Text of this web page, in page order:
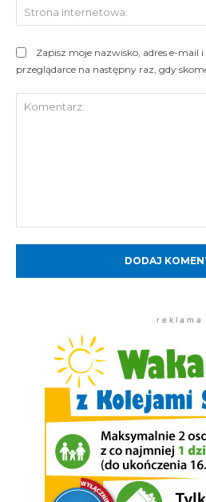
Zapisz moje nazwisko, adres e-mail
przeglądarce na następny raz, gdy
r e k l a m a